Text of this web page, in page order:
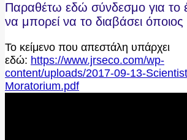
Παραθέτω εδώ σύνδεσμο για το
να μπορεί να το διαβάσει όποιος
Το κείμενο που απεστάλη υπάρχει
εδώ: https://www.jrseco.com/wp-
content/uploads/2017-09-13-
Moratorium.pdf